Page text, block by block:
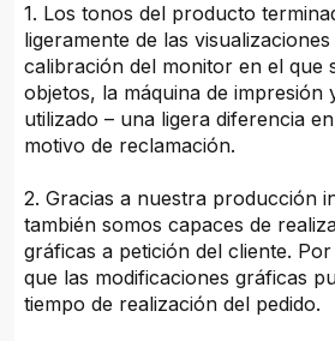
1. Los tonos del producto
ligeramente de las
calibración del monitor en el que
objetos, la máquina de impresión
utilizado – una ligera diferencia
motivo de reclamación.
2. Gracias a nuestra producción
también somos capaces de
gráficas a petición del cliente.
que las modificaciones gráficas
tiempo de realización del pedido.